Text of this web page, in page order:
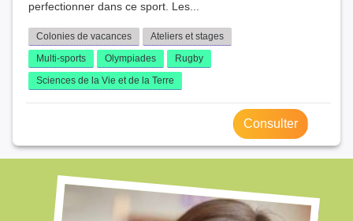
perfectionner dans ce sport. Les...
Colonies de vacances
Ateliers et stages
Multi-sports
Olympiades
Rugby
Sciences de la Vie et de la Terre
Consulter